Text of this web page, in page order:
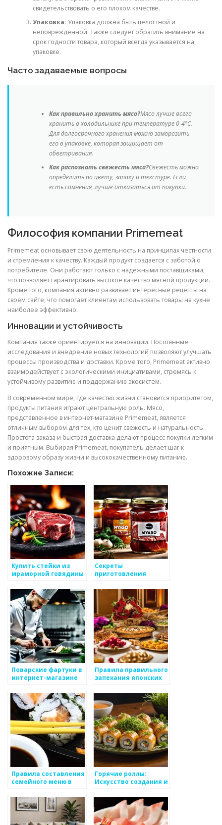
свидетельствовать о его плохом качестве.
Упаковка: Упаковка должна быть целостной и
неповрежденной. Также следует обратить внимание на
срок годности товара, который всегда указывается на
упаковке.
Часто задаваемые вопросы
Как правильно хранить мясо?Мясо лучше всего
хранить в холодильнике при температуре 0-4°C.
Для долгосрочного хранения можно заморозить
его в упаковке, которая защищает от
обветривания.
Как распознать свежесть мяса?Свежесть можно
определить по цвету, запаху и текстуре. Если
есть сомнения, лучше отказаться от покупки.
Философия компании Primemeat
Primemeat основывает свою деятельность на принципах честности
и стремления к качеству. Каждый продукт создается с заботой о
потребителе. Они работают только с надежными поставщиками,
что позволяет гарантировать высокое качество мясной продукции.
Кроме того, компания активно развивает интересные рецепты на
своем сайте, что помогает клиентам использовать товары на кухне
наиболее эффективно.
Инновации и устойчивость
Компания также ориентируется на инновации. Постоянные
исследования и внедрение новых технологий позволяют улучшать
процессы производства и доставки. Кроме того, Primemeat активно
взаимодействует с экологическими инициативами, стремясь к
устойчивому развитию и поддержанию экосистем.
В современном мире, где качество жизни становится приоритетом,
продукты питания играют центральную роль. Мясо,
представленное в интернет-магазине Primemeat, является
отличным выбором для тех, кто ценит свежесть и натуральность.
Простота заказа и быстрая доставка делают процесс покупки легким
и приятным. Выбирая Primemeat, покупатель делает шаг к
здоровому образу жизни и высококачественному питанию.
Похожие Записи:
Купить стейки из
мраморной говядины
Steaki.ru
Секреты
приготовления
гриль
Поварские фартуки в
интернет-магазине
Новгороде
Правила правильного
запекания японских
Правила составления
семейного меню в
Горячие роллы:
Искусство создания и